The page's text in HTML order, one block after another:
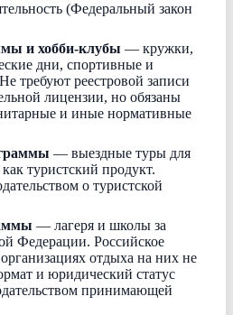
(Федеральный закон
и хобби-клубы — кружки,
дни, спортивные и
требуют реестровой записи
лицензии, но обязаны
и иные нормативные
— выездные туры для
туристский продукт.
о туристской
— лагеря и школы за
Федерации. Российское
организациях отдыха на них не
и юридический статус
принимающей